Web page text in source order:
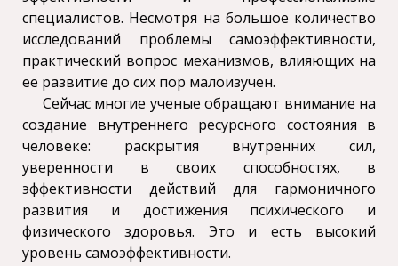
специалистов. Несмотря на большое количество
исследований проблемы самоэффективности,
практический вопрос механизмов, влияющих на
ее развитие до сих пор малоизучен.
Сейчас многие ученые обращают внимание на
создание внутреннего ресурсного состояния в
человеке: раскрытия внутренних сил,
уверенности в своих способностях, в
эффективности действий для гармоничного
развития и достижения психического и
физического здоровья. Это и есть высокий
уровень самоэффективности.